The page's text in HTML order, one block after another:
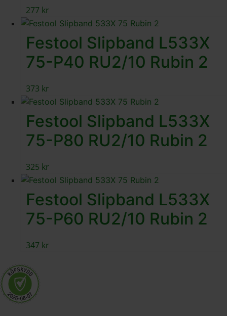
277 kr
Festool Slipband L533X
75-P40 RU2/10 Rubin 2
373 kr
Festool Slipband L533X
75-P80 RU2/10 Rubin 2
325 kr
Festool Slipband L533X
75-P60 RU2/10 Rubin 2
347 kr